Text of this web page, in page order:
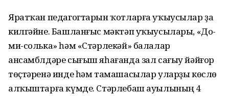
Яратҡан педагогтарын ҡотларға уҡыусылар ҙа
килгәйне. Башланғыс мәктәп уҡыусылары, «До-
ми-солька» һәм «Стәрлекәй» балалар
ансамблдәре сығыш яһағанда зал сағыу йәйғор
төҫтәренә инде һәм тамашасылар уларҙы көслө
алҡыштарға күмде. Стәрлебаш ауылының 4